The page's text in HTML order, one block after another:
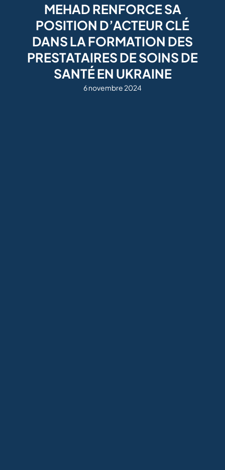
MEHAD RENFORCE SA
POSITION D’ACTEUR CLÉ
DANS LA FORMATION DES
PRESTATAIRES DE SOINS DE
SANTÉ EN UKRAINE
6 novembre 2024